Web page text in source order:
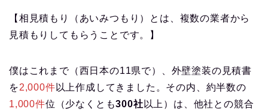
【相見積もり（あいみつもり）とは、複数の業者から
見積もりしてもらうことです。】
僕はこれまで（西日本の11県で）、外壁塗装の見積書
を2,000件 以上作成してきました。その内、約半数の
1,000件位（少なくとも300社 以上）は、他社との競合